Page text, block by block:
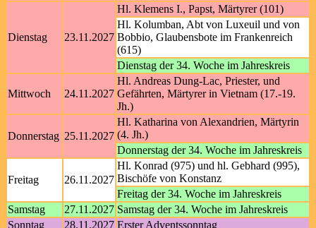
Dienstag 23.11.2027
Hl. Klemens I., Papst, Märtyrer (101)
Hl. Kolumban, Abt von Luxeuil und von
Bobbio, Glaubensbote im Frankenreich
(615)
Dienstag der 34. Woche im Jahreskreis
Mittwoch 24.11.2027
Hl. Andreas Dung-Lac, Priester, und
Gefährten, Märtyrer in Vietnam (17.-19.
Jh.)
Donnerstag 25.11.2027
Hl. Katharina von Alexandrien, Märtyrin
(4. Jh.)
Donnerstag der 34. Woche im Jahreskreis
Freitag 26.11.2027
Hl. Konrad (975) und hl. Gebhard (995),
Bischöfe von Konstanz
Freitag der 34. Woche im Jahreskreis
Samstag
27.11.2027 Samstag der 34. Woche im Jahreskreis
Sonntag
28.11.2027 Erster Adventssonntag